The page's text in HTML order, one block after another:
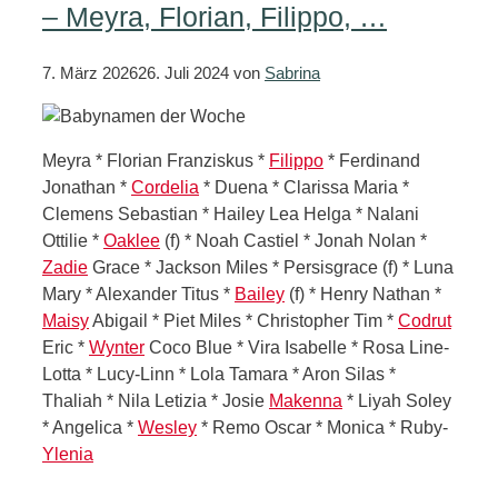
– Meyra, Florian, Filippo, …
7. März 202626. Juli 2024 von Sabrina
Meyra * Florian Franziskus * Filippo * Ferdinand
Jonathan * Cordelia * Duena * Clarissa Maria *
Clemens Sebastian * Hailey Lea Helga * Nalani
Ottilie * Oaklee (f) * Noah Castiel * Jonah Nolan *
Zadie Grace * Jackson Miles * Persisgrace (f) * Luna
Mary * Alexander Titus * Bailey (f) * Henry Nathan *
MaisyAbigail * Piet Miles * Christopher Tim * Codrut
Eric * Wynter Coco Blue * Vira Isabelle * Rosa Line-
Lotta * Lucy-Linn * Lola Tamara * Aron Silas *
Thaliah * Nila Letizia * Josie Makenna * Liyah Soley
* Angelica * Wesley * Remo Oscar * Monica * Ruby-
Ylenia